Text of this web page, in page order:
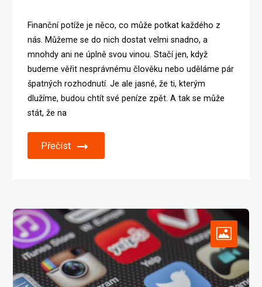
Finanční potíže je něco, co může potkat každého z
nás. Můžeme se do nich dostat velmi snadno, a
mnohdy ani ne úplně svou vinou. Stačí jen, když
budeme věřit nesprávnému člověku nebo uděláme pár
špatných rozhodnutí. Je ale jasné, že ti, kterým
dlužíme, budou chtít své peníze zpět. A tak se může
stát, že na
Přečíst